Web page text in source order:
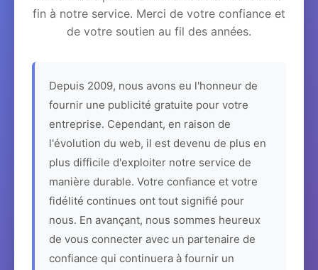
fin à notre service. Merci de votre confiance et
de votre soutien au fil des années.
Depuis 2009, nous avons eu l'honneur de
fournir une publicité gratuite pour votre
entreprise. Cependant, en raison de
l'évolution du web, il est devenu de plus en
plus difficile d'exploiter notre service de
manière durable. Votre confiance et votre
fidélité continues ont tout signifié pour
nous. En avançant, nous sommes heureux
de vous connecter avec un partenaire de
confiance qui continuera à fournir un